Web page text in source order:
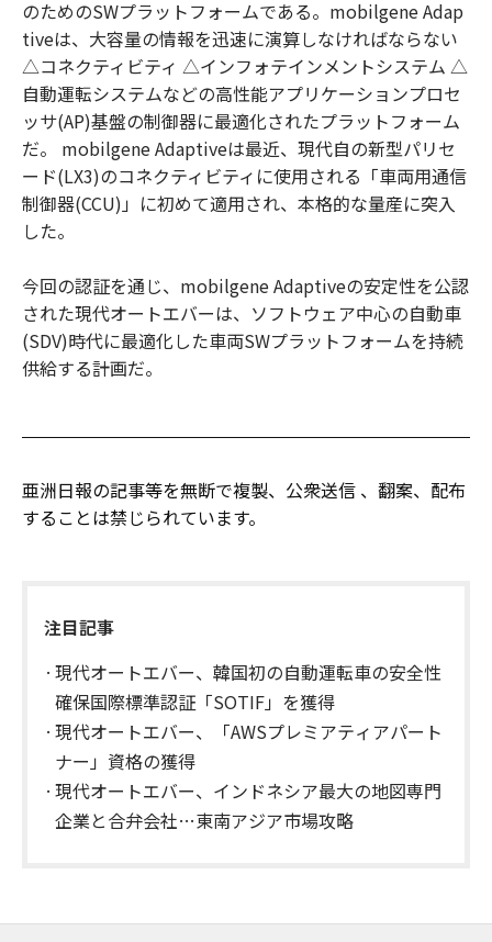
のためのSWプラットフォームである。mobilgene Adap
tiveは、大容量の情報を迅速に演算しなければならない
△コネクティビティ △インフォテインメントシステム △
自動運転システムなどの高性能アプリケーションプロセ
ッサ(AP)基盤の制御器に最適化されたプラットフォーム
だ。 mobilgene Adaptiveは最近、現代自の新型パリセ
ード(LX3)のコネクティビティに使用される「車両用通信
制御器(CCU)」に初めて適用され、本格的な量産に突入
した。
今回の認証を通じ、mobilgene Adaptiveの安定性を公認
された現代オートエバーは、ソフトウェア中心の自動車
(SDV)時代に最適化した車両SWプラットフォームを持続
供給する計画だ。
亜洲日報の記事等を無断で複製、公衆送信 、翻案、配布
することは禁じられています。
注目記事
現代オートエバー、韓国初の自動運転車の安全性
確保国際標準認証「SOTIF」を獲得
現代オートエバー、「AWSプレミアティアパート
ナー」資格の獲得
現代オートエバー、インドネシア最大の地図専門
企業と合弁会社…東南アジア市場攻略